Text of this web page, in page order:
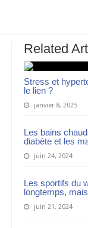
Related
Stress et
le lien ?
janvier 8, 2025
Les bains
diabète et les
juin 24, 2024
Les sportifs du
longtemps,
juin 21, 2024